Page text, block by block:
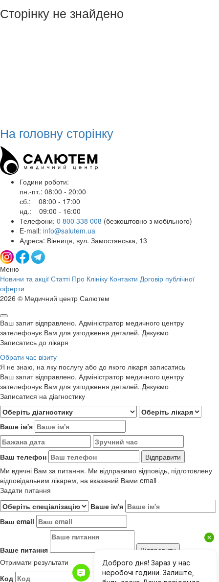
Сторінку не знайдено
На головну сторінку
Години роботи:
пн.-пт.: 08:00 - 20:00
сб.: 08:00 - 17:00
нд.: 09:00 - 16:00
Телефони: 0 800 338 008 (безкоштовно з мобільного)
E-mail: info@salutem.ua
Адреса: Вінниця, вул. Замостянська, 13
Меню
Новини та акції Статті Про Клініку Контакти Договір публічної
оферти
2026 © Медичний центр Салютем
Ваш запит відправлено. Адміністратор медичного центру
зателефонує Вам для узгодження деталей. Дякуємо
Записатись до лікаря
Обрати час візиту
Я не знаю, на яку послугу або до якого лікаря записатись
Ваш запит відправлено. Адміністратор медичного центру
зателефонує Вам для узгодження деталей. Дякуємо
Записатися на діагностику
Ваше ім'я
Ваш телефон
Ми вдячні Вам за питання. Ми відправимо відповідь, підготовлену
відповідальним лікарем, на вказаний Вами email
Задати питання
Ваше ім'я
Ваш email
Ваше питання
Отримати результати
Код
Результати до 01.06.2019